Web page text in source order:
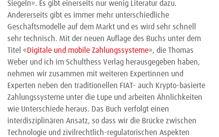
Siegeln». Es gibt einerseits nur wenig Literatur dazu.
Andererseits gibt es immer mehr unterschiedliche
Geschäftsmodelle auf dem Markt und es wird sehr schnell
sehr technisch. Mit der neuen Auflage des Buchs unter dem
Titel «Digitale und mobile Zahlungssysteme», die Thomas
Weber und ich im Schulthess Verlag herausgegeben haben,
nehmen wir zusammen mit weiteren Expertinnen und
Experten neben den traditionellen FIAT- auch Krypto-basierte
Zahlungssysteme unter die Lupe und arbeiten Ähnlichkeiten
wie Unterschiede heraus. Das Buch verfolgt einen
interdisziplinären Ansatz, so dass wir die Brücke zwischen
Technologie und zivilrechtlich-regulatorischen Aspekten